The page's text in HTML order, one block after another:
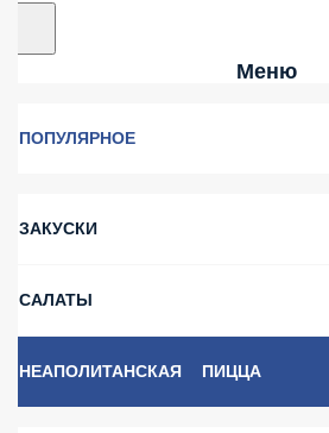
Меню
ПОПУЛЯРНОЕ
ЗАКУСКИ
САЛАТЫ
НЕАПОЛИТАНСКАЯ ПИЦЦА